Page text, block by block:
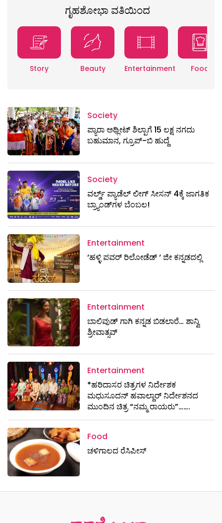
ಗೃಹಶೋಭಾ ವತಿಯಿಂದ
Story Beauty Entertainment Food
Society
ಪ್ಯಾರಾ ಅಥ್ಲೀಟ್ ಶಿಲ್ಪಾಗೆ 15 ಲಕ್ಷ ನಗದು
ಬಹುಮಾನ, ಗ್ರೂಪ್-ಬಿ ಹುದ್ದೆ
Society
ವರ್ಲ್ಡ್ ಪ್ಯಾಡೆಲ್ ಲೀಗ್ ಸೀಸನ್ 4ಕ್ಕೆ ಜಾಗತಿಕ
ಬ್ರ್ಯಾಂಡ್‌ಗಳ ಬೆಂಬಲ!
Entertainment
‘ಹಳ್ಳಿ ಪವರ್ ರಿಲೋಡೆಡ್ ‘ ಜೀ ಕನ್ನಡದಲ್ಲಿ
Entertainment
ಬಾಲಿವುಡ್ ಗಾಗಿ ಕನ್ನಡ ಬಿಡಲಾರೆ… ಶಾನ್ವಿ
ಶ್ರೀವಾತ್ಸವ್
Entertainment
*ಹರಿದಾಸರ ಚಿತ್ರಗಳ ನಿರ್ದೇಶಕ
ಮಧುಸೂದನ್ ಹವಾಲ್ದಾರ್ ನಿರ್ದೇಶನದ
ಮುಂದಿನ ಚಿತ್ರ “ನಮ್ಮ ರಾಯರು”…….
Food
ಚಳಿಗಾಲದ ರೆಸಿಪೀಸ್